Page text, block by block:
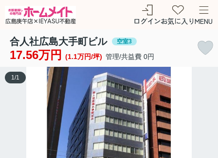
ログインお気に入りMENU
合人社広島大手町ビル 空室3
17.56万円 (1.1万円/坪) 管理/共益費 0円
1 /1